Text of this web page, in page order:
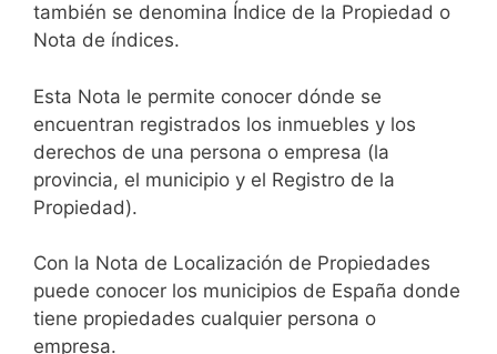
también se denomina Índice de la Propiedad o
Nota de índices.
Esta Nota le permite conocer dónde se
encuentran registrados los inmuebles y los
derechos de una persona o empresa (la
provincia, el municipio y el Registro de la
Propiedad).
Con la Nota de Localización de Propiedades
puede conocer los municipios de España donde
tiene propiedades cualquier persona o
empresa.